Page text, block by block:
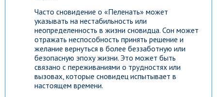
Часто сновидение о «Пеленать» может
указывать на нестабильность или
неопределенность в жизни сновидца. Сон может
отражать неспособность принять решение и
желание вернуться в более беззаботную или
безопасную эпоху жизни. Это может быть
связано с переживаниями о трудностях или
вызовах, которые сновидец испытывает в
настоящем времени.